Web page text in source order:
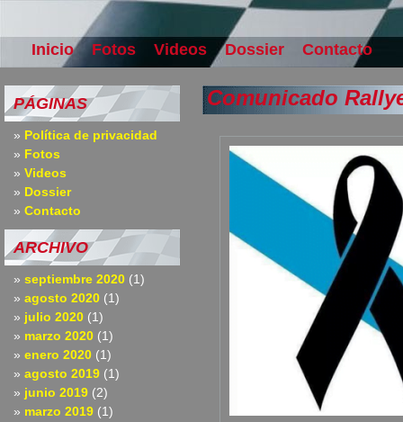
Inicio Fotos Videos Dossier Contacto
PÁGINAS
Política de privacidad
Fotos
Videos
Dossier
Contacto
ARCHIVO
septiembre 2020 (1)
agosto 2020 (1)
julio 2020 (1)
marzo 2020 (1)
enero 2020 (1)
agosto 2019 (1)
junio 2019 (2)
marzo 2019 (1)
Comunicado